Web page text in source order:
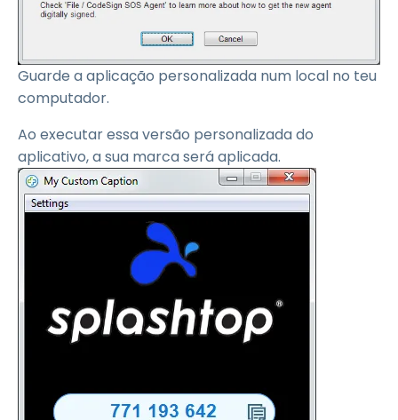
Guarde a aplicação personalizada num local no teu
computador.
Ao executar essa versão personalizada do
aplicativo, a sua marca será aplicada.